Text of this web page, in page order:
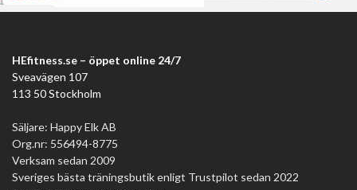
HEfitness.se – öppet online 24/7
Sveavägen 107
113 50 Stockholm
Säljare: Happy Elk AB
Org.nr: 556494-8775
Verksam sedan 2009
Sveriges bästa träningsbutik enligt Trustpilot sedan 2022